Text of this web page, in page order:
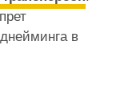
в